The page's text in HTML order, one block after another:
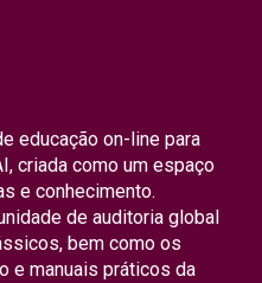
educação on-line para
criada como um espaço
e conhecimento.
de auditoria global
bem como os
e manuais práticos da